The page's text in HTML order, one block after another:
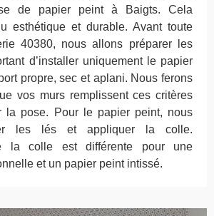
de papier peint à Baigts. Cela
esthétique et durable. Avant toute
40380, nous allons préparer les
d’installer uniquement le papier
propre, sec et aplani. Nous ferons
vos murs remplissent ces critères
la pose. Pour le papier peint, nous
les lés et appliquer la colle.
la colle est différente pour une
et un papier peint intissé.